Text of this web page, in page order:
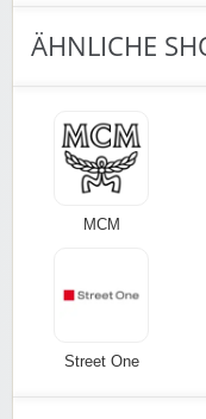
ÄHNLICHE
MCM
Street One